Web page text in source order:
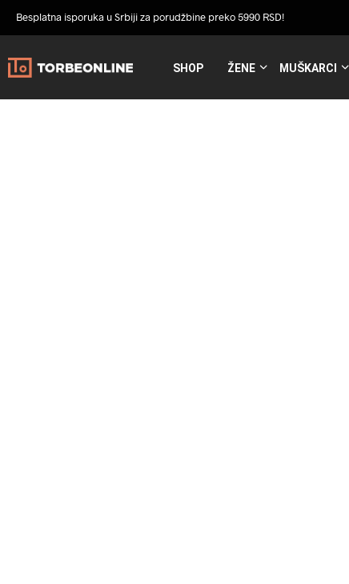
Besplatna isporuka u Srbiji za porudžbine preko 5990 RSD!
SHOP ŽENE MUŠKARCI